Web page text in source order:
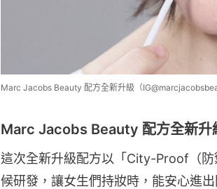
Marc Jacobs Beauty 配方全新升級（
Marc Jacobs Beauty 配方全新升
這次全新升級配方以「City-Proof（
候研發，讓女生們持妝時，能安心進